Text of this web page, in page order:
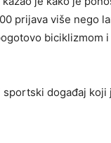
prijava više nego
biciklizmom i
događaj koji